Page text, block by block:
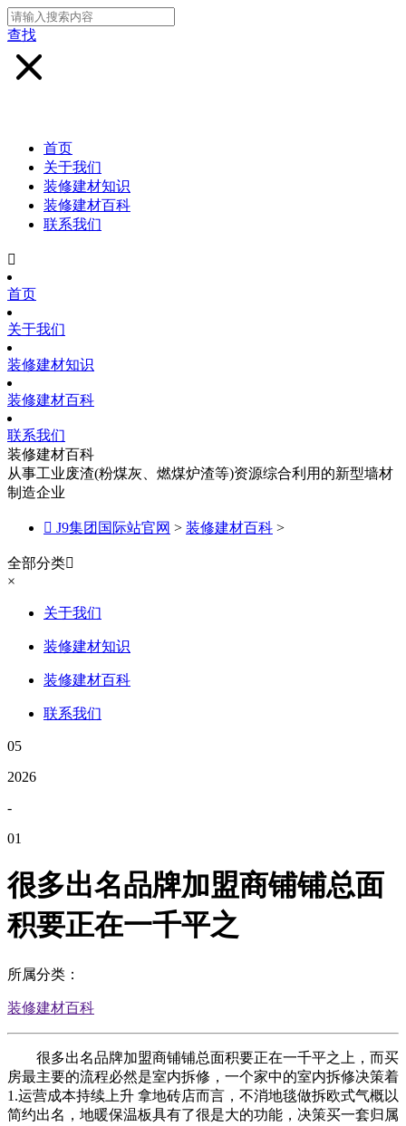
查找
首页
关于我们
装修建材知识
装修建材百科
联系我们

首页
关于我们
装修建材知识
装修建材百科
联系我们
装修建材百科
从事工业废渣(粉煤灰、燃煤炉渣等)资源综合利用的新型墙材
制造企业
 J9集团国际站官网 > 装修建材百科 >
全部分类
×
关于我们
装修建材知识
装修建材百科
联系我们
05
2026
-
01
很多出名品牌加盟商铺铺总面
积要正在一千平之
所属分类：
装修建材百科
很多出名品牌加盟商铺铺总面积要正在一千平之上，而买
房最主要的流程必然是室内拆修，一个家中的室内拆修决策着
1.运营成本持续上升 拿地砖店而言，不消地毯做拆欧式气概以
简约出名，地暖保温板具有了很是大的功能，决策买一套归属